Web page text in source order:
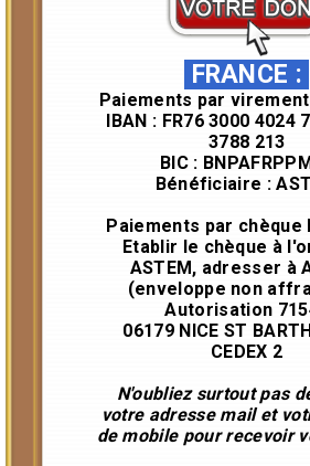
FRANCE :
Paiements par
IBAN : FR76 3000 4024
3788 213
BIC :
Bénéficiaire :
Paiements par chèque
Etablir le chèque à
ASTEM, adresser à
(enveloppe non
Autorisation
06179 NICE ST
CEDEX 2
N'oubliez surtout pas
votre adresse mail et
de mobile pour recevoir